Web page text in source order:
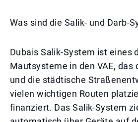
Was sind die Salik- und Darb-
Dubais Salik-System ist eines
Mautsysteme in den VAE, das
und die städtische
vielen wichtigen Routen
finanziert. Das Salik-System